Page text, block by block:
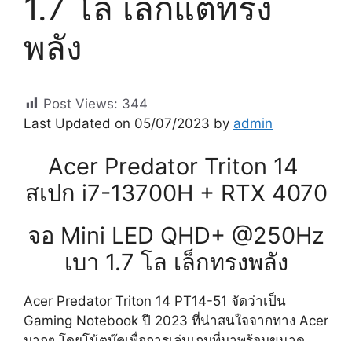
1.7 โล เล็กแต่ทรง
พลัง
Post Views: 344
Last Updated on 05/07/2023 by admin
Acer Predator Triton 14
สเปก i7-13700H + RTX 4070
จอ Mini LED QHD+ @250Hz
เบา 1.7 โล เล็กทรงพลัง
Acer Predator Triton 14 PT14-51 จัดว่าเป็น
Gaming Notebook ปี 2023 ที่น่าสนใจจากทาง Acer